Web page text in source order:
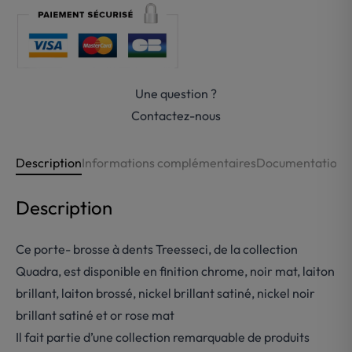
dents
laiton
Une question ?
Contactez-nous
DescriptionInformations complémentairesDocumentations
Description
Ce porte- brosse à dents Treesseci, de la collection
Quadra, est disponible en finition chrome, noir mat, laiton
brillant, laiton brossé, nickel brillant satiné, nickel noir
brillant satiné et or rose mat
Il fait partie d’une collection remarquable de produits